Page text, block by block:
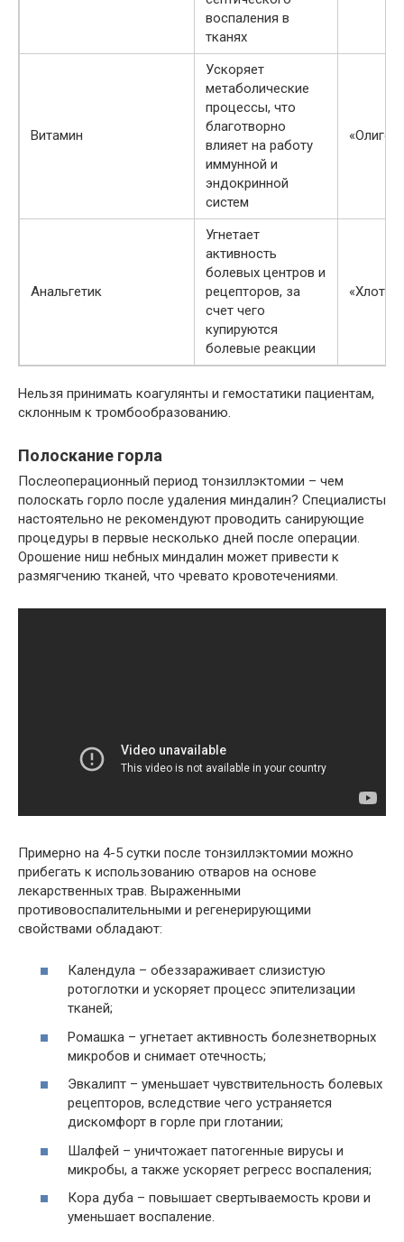
воспаления в
тканях
Витамин
Ускоряет
метаболические
процессы, что
благотворно
влияет на работу
иммунной и
эндокринной
систем
Анальгетик
Угнетает
активность
болевых центров и
рецепторов, за
счет чего
купируются
болевые реакции
Нельзя принимать коагулянты и гемостатики пациентам,
склонным к тромбообразованию.
Полоскание горла
Послеоперационный период тонзиллэктомии – чем
полоскать горло после удаления миндалин? Специалисты
настоятельно не рекомендуют проводить санирующие
процедуры в первые несколько дней после операции.
Орошение ниш небных миндалин может привести к
размягчению тканей, что чревато кровотечениями.
Примерно на 4-5 сутки после тонзиллэктомии можно
прибегать к использованию отваров на основе
лекарственных трав. Выраженными
противовоспалительными и регенерирующими
свойствами обладают:
Календула – обеззараживает слизистую
ротоглотки и ускоряет процесс эпителизации
тканей;
Ромашка – угнетает активность болезнетворных
микробов и снимает отечность;
Эвкалипт – уменьшает чувствительность болевых
рецепторов, вследствие чего устраняется
дискомфорт в горле при глотании;
Шалфей – уничтожает патогенные вирусы и
микробы, а также ускоряет регресс воспаления;
Кора дуба – повышает свертываемость крови и
уменьшает воспаление.